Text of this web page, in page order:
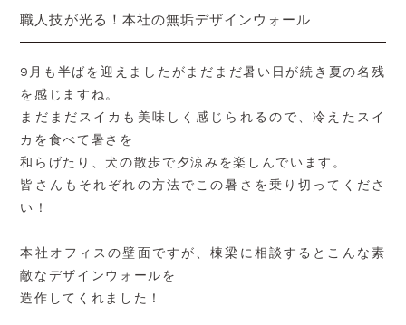
職人技が光る！本社の無垢デザインウォール
9月も半ばを迎えましたがまだまだ暑い日が続き夏の名残
を感じますね。
まだまだスイカも美味しく感じられるので、冷えたスイ
カを食べて暑さを
和らげたり、犬の散歩で夕涼みを楽しんでいます。
皆さんもそれぞれの方法でこの暑さを乗り切ってくださ
い！
本社オフィスの壁面ですが、棟梁に相談するとこんな素
敵なデザインウォールを
造作してくれました！